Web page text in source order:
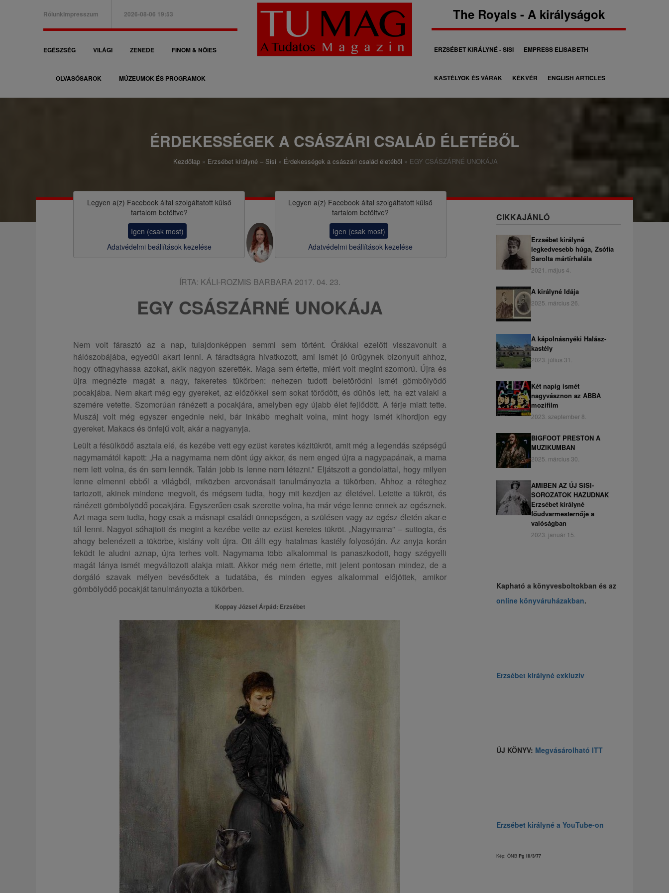
B
a
e
n
RólunkImpresszum 2026-08-06 19:53
F
a
i
EGÉSZSÉG VILÁGI ZENEDE FINOM & NŐIES
OLVASÓSAROK MÚZEUMOK ÉS PROGRAMOK
The Royals - A királyságok
M
á
s
o
l
a
g
o
s
ó
ERZSÉBET KIRÁLYNÉ - SISI EMPRESS ELISABETH
KASTÉLYOK ÉS VÁRAK KÉKVÉR ENGLISH ARTICLES
ÉRDEKESSÉGEK A CSÁSZÁRI CSALÁD ÉLETÉBŐL
z
Kezdőlap Erzsébet királyné – Sisi Érdekességek a császári család életéből EGY CSÁSZÁRNÉ UNOKÁJA
Legyen a(z) Facebookáltal szolgáltatott külső
tartalom betöltve?
Igen (csak most)
Adatvédelmi beállítások kezelése
Legyen a(z) Facebook által szolgáltatott külső
tartalom betöltve?
Igen (csak most)
Adatvédelmi beállítások kezelése
ÍRTA: KÁLI-ROZMIS BARBARA 2017. 04. 23.
EGY CSÁSZÁRNÉ UNOKÁJA
Nem volt fárasztó az a nap, tulajdonképpen semmi sem történt. Órákkal ezelőtt visszavonult a
hálószobájába, egyedül akart lenni. A fáradtságra hivatkozott, ami ismét jó ürügynek bizonyult ahhoz,
hogy otthagyhassa azokat, akik nagyon szerették. Maga sem értette, miért volt megint szomorú. Újra és
újra megnézte magát a nagy, fakeretes tükörben: nehezen tudott beletörődni ismét gömbölyödő
pocakjába. Nem akart még egy gyereket, az előzőkkel sem sokat törődött, és dühös lett, ha ezt valaki a
szemére vetette. Szomorúan ránézett a pocakjára, amelyben egy újabb élet fejlődött. A férje miatt tette.
Muszáj volt még egyszer engednie neki, bár inkább meghalt volna, mint hogy ismét kihordjon egy
gyereket. Makacs és önfejű volt, akár a nagyanyja.
Leült a fésülködő asztala elé, és kezébe vett egy ezüst keretes kézitükröt, amit még a legendás szépségű
nagymamától kapott: „Ha a nagymama nem dönt úgy akkor, és nem enged újra a nagypapának, a mama
nem lett volna, és én sem lennék. Talán jobb is lenne nem létezni.” Eljátszott a gondolattal, hogy milyen
lenne elmenni ebből a világból, miközben arcvonásait tanulmányozta a tükörben. Ahhoz a réteghez
tartozott, akinek mindene megvolt, és mégsem tudta, hogy mit kezdjen az életével. Letette a tükröt, és
ránézett gömbölyödő pocakjára. Egyszerűen csak szerette volna, ha már vége lenne ennek az egésznek.
Azt maga sem tudta, hogy csak a másnapi családi ünnepségen, a szülésen vagy az egész életén akar-e
túl lenni. Nagyot sóhajtott és megint a kezébe vette az ezüst keretes tükröt. „Nagymama” – suttogta, és
ahogy belenézett a tükörbe, kislány volt újra. Ott állt egy hatalmas kastély folyosóján. Az anyja korán
feküdt le aludni aznap, újra terhes volt. Nagymama több alkalommal is panaszkodott, hogy szégyelli
magát lánya ismét megváltozott alakja miatt. Akkor még nem értette, mit jelent pontosan mindez, de a
dorgáló szavak mélyen bevésődtek a tudatába, és minden egyes alkalommal előjöttek, amikor
gömbölyödő pocakját tanulmányozta a tükörben.
Koppay József Árpád: Erzsébet
CIKKAJÁNLÓ
Erzsébet királyné
legkedvesebb húga, Zsófia
Sarolta mártírhalála
2021. május 4.
A királyné Idája
2025. március 26.
A kápolnásnyéki Halász-
kastély
2023. július 31.
Két napig ismét
nagyvásznon az ABBA
mozifilm
2023. szeptember 8.
BIGFOOT PRESTON A
MUZIKUMBAN
2025. március 30.
AMIBEN AZ ÚJ SISI-
SOROZATOK HAZUDNAK
Erzsébet királyné
főudvarmesternője a
valóságban
2023. január 15.
Kapható a könyvesboltokban és az
online könyváruházakban.
Erzsébet királyné exkluzív
ÚJ KÖNYV: Megvásárolható ITT
Erzsébet királyné a YouTube-on
Kép: ÖNB Pg III/3/77